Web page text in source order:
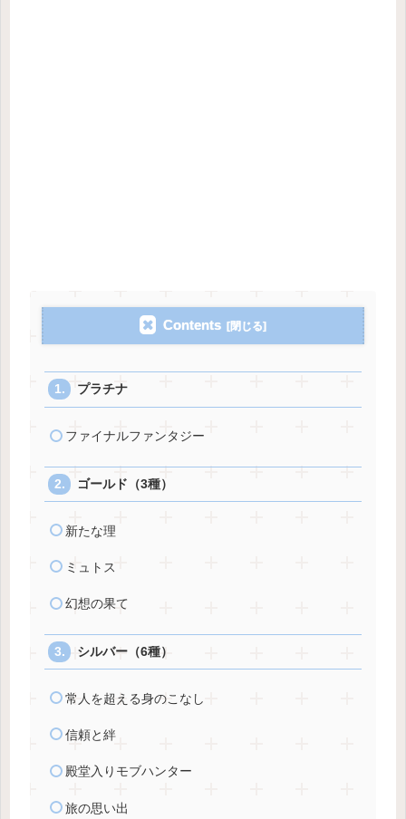
Contents
プラチナ
ファイナルファンタジー
ゴールド（3種）
新たな理
ミュトス
幻想の果て
シルバー（6種）
常人を超える身のこなし
信頼と絆
殿堂入りモブハンター
旅の思い出